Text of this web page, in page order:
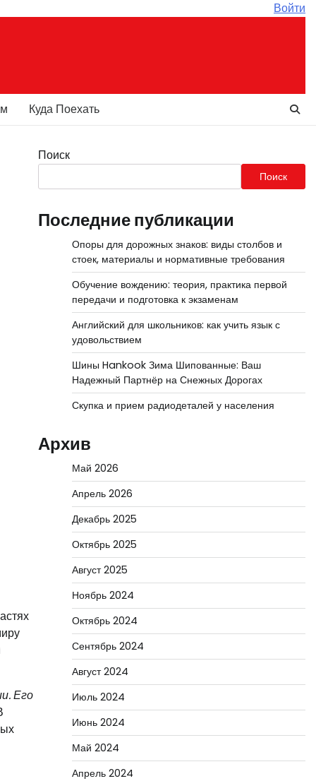
Войти
Куда Поехать
Его
Поиск
Поиск
Последние публикации
Опоры для дорожных знаков: виды столбов и
стоек, материалы и нормативные требования
Обучение вождению: теория, практика первой
передачи и подготовка к экзаменам
Английский для школьников: как учить язык с
удовольствием
Шины Hankook Зима Шипованные: Ваш
Надежный Партнёр на Снежных Дорогах
Скупка и прием радиодеталей у населения
Архив
Май 2026
Апрель 2026
Декабрь 2025
Октябрь 2025
Август 2025
Ноябрь 2024
Октябрь 2024
Сентябрь 2024
Август 2024
Июль 2024
Июнь 2024
Май 2024
Апрель 2024